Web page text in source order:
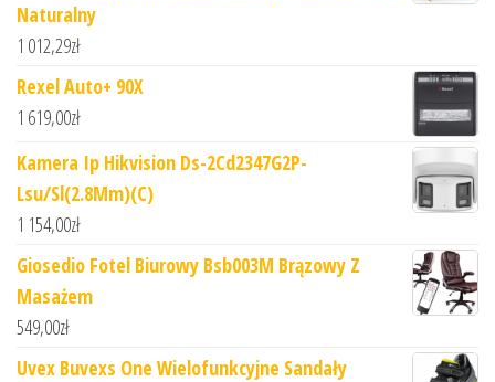
Naturalny
1 012,29zł
Rexel Auto+ 90X
1 619,00zł
Kamera Ip Hikvision Ds-2Cd2347G2P-
Lsu/Sl(2.8Mm)(C)
1 154,00zł
Giosedio Fotel Biurowy Bsb003M Brązowy Z
Masażem
549,00zł
Uvex Buvexs One Wielofunkcyjne Sandały